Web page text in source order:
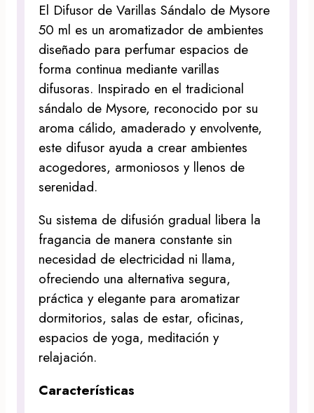
El Difusor de Varillas Sándalo de Mysore
50 ml es un aromatizador de ambientes
diseñado para perfumar espacios de
forma continua mediante varillas
difusoras. Inspirado en el tradicional
sándalo de Mysore, reconocido por su
aroma cálido, amaderado y envolvente,
este difusor ayuda a crear ambientes
acogedores, armoniosos y llenos de
serenidad.
Su sistema de difusión gradual libera la
fragancia de manera constante sin
necesidad de electricidad ni llama,
ofreciendo una alternativa segura,
práctica y elegante para aromatizar
dormitorios, salas de estar, oficinas,
espacios de yoga, meditación y
relajación.
Características